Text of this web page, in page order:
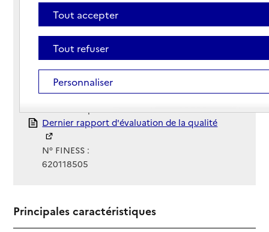
62110 - Hénin-Beaumont
Voir itinéraire
Téléphone :
03 21 08 14 00
Contact
Contact
Site Internet
Site internet non renseigné
Gestionnaire :
Rapport HAS
Dernier rapport d'évaluation de la qualité
N° FINESS :
620118505
Principales caractéristiques
Tout accepter
Tout refuser
Personnaliser